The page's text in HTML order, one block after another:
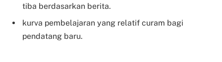
tiba berdasarkan berita.
kurva pembelajaran yang relatif curam bagi
pendatang baru.